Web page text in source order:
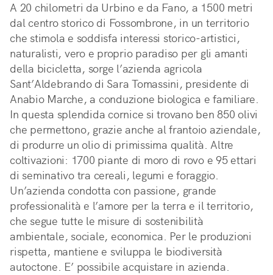
A 20 chilometri da Urbino e da Fano, a 1500 metri
dal centro storico di Fossombrone, in un territorio
che stimola e soddisfa interessi storico-artistici,
naturalisti, vero e proprio paradiso per gli amanti
della bicicletta, sorge l’azienda agricola
Sant’Aldebrando di Sara Tomassini, presidente di
Anabio Marche, a conduzione biologica e familiare.
In questa splendida cornice si trovano ben 850 olivi
che permettono, grazie anche al frantoio aziendale,
di produrre un olio di primissima qualità. Altre
coltivazioni: 1700 piante di moro di rovo e 95 ettari
di seminativo tra cereali, legumi e foraggio.
Un’azienda condotta con passione, grande
professionalità e l’amore per la terra e il territorio,
che segue tutte le misure di sostenibilità
ambientale, sociale, economica. Per le produzioni
rispetta, mantiene e sviluppa le biodiversità
autoctone. E’ possibile acquistare in azienda.